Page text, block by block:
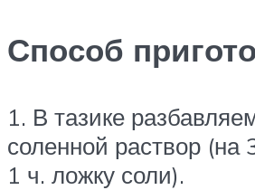
Способ
1. В тазике
соленной раствор (на
1 ч. ложку соли).